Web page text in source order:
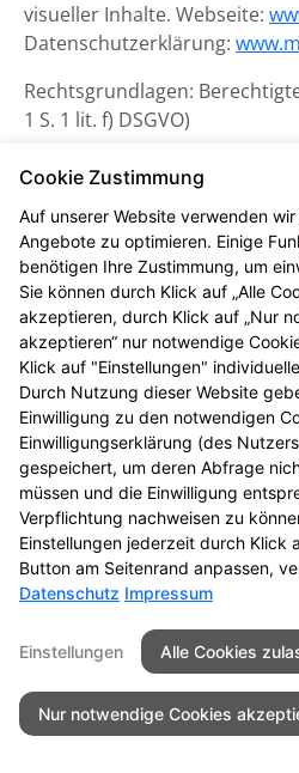
visueller Inhalte. Webseite:
Datenschutzerklärung:
Rechtsgrundlagen:
1 S. 1 lit. f) DSGVO)
Datenschutzerklärung
Kontaktformular und
Wenn Sie uns per
Vorbestellungsformular
werden Ihre Angaben aus
von Ihnen dort angegebenen
Bearbeitung der Anfragen/
von Anschlussfragen bei uns
Daten geben wir nicht ohne
Einsatz von Buchstaben-
Zum Schutz Ihrer Anfragen/
Internetformular verwenden
Buchstaben-CAPTCHA des
(https://www.b-cf.de/). Die
Unterscheidung, ob die
Menschen oder
maschinelle Verarbeitung
verwendet keine Cookies.
Cookie Zustimmung
Cookie Zustimmung
Auf unserer Website verwenden
Angebote zu optimieren. Einige
benötigen Ihre Zustimmung, um
Sie können durch Klick auf „Alle
akzeptieren, durch Klick auf „Nur
akzeptieren“ nur notwendige
Klick auf "Einstellungen"
Durch Nutzung dieser Website
Einwilligung zu den notwendigen
Einwilligungserklärung (des
gespeichert, um deren Abfrage
müssen und die Einwilligung
Verpflichtung nachweisen zu
Einstellungen jederzeit durch Klick
Button am Seitenrand anpassen,
Datenschutz Impressum
Einstellungen Alle Cookies
Nur notwendige Cookies